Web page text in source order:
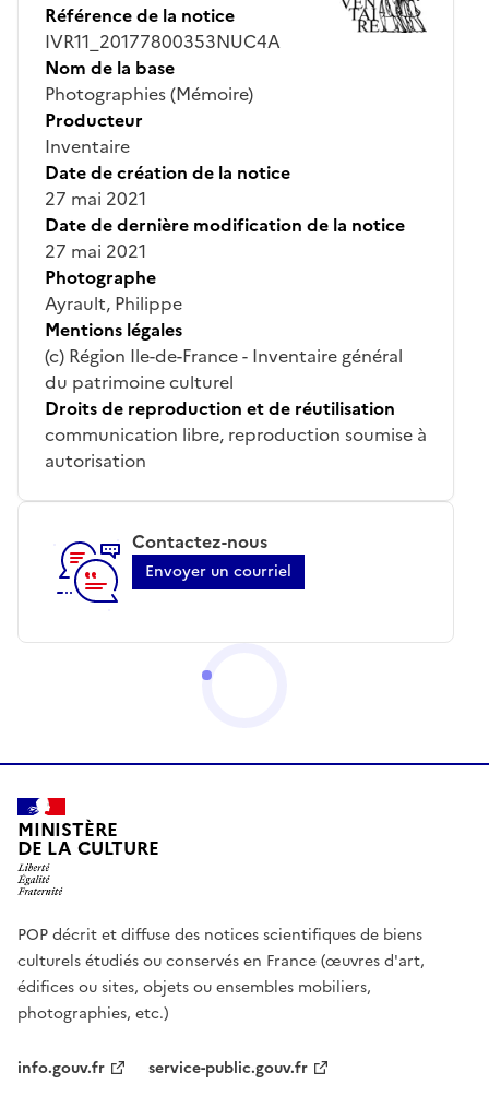
Référence de la notice
IVR11_20177800353NUC4A
Nom de la base
Photographies (Mémoire)
Producteur
Inventaire
Date de création de la notice
27 mai 2021
Date de dernière modification de la notice
27 mai 2021
Photographe
Ayrault, Philippe
Mentions légales
(c) Région Ile-de-France - Inventaire général
du patrimoine culturel
Droits de reproduction et de réutilisation
communication libre, reproduction soumise à
autorisation
Contactez-nous
Envoyer un courriel
MINISTÈRE
DE LA CULTURE
POP décrit et diffuse des notices scientifiques de biens
culturels étudiés ou conservés en France (œuvres d'art,
édifices ou sites, objets ou ensembles mobiliers,
photographies, etc.)
info.gouv.fr service-public.gouv.fr